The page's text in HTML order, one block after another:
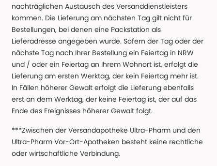
nachträglichen Austausch des Versanddienstleisters
kommen. Die Lieferung am nächsten Tag gilt nicht für
Bestellungen, bei denen eine Packstation als
Lieferadresse angegeben wurde. Sofern der Tag oder der
nächste Tag nach Ihrer Bestellung ein Feiertag in NRW
und / oder ein Feiertag an Ihrem Wohnort ist, erfolgt die
Lieferung am ersten Werktag, der kein Feiertag mehr ist.
In Fällen höherer Gewalt erfolgt die Lieferung ebenfalls
erst an dem Werktag, der keine Feiertag ist, der auf das
Ende des Ereignisses höherer Gewalt folgt.
***Zwischen der Versandapotheke Ultra-Pharm und den
Ultra-Pharm Vor-Ort-Apotheken besteht keine rechtliche
oder wirtschaftliche Verbindung.